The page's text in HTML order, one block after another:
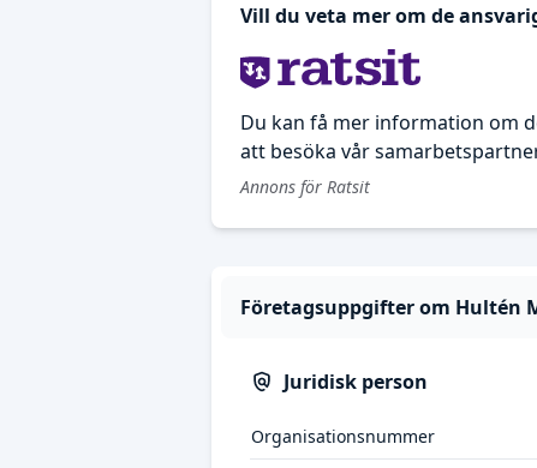
Vill du veta mer om de
Du kan få mer information om
att besöka vår
Annons för Ratsit
Företagsuppgifter om Hultén
Juridisk person
Organisationsnummer